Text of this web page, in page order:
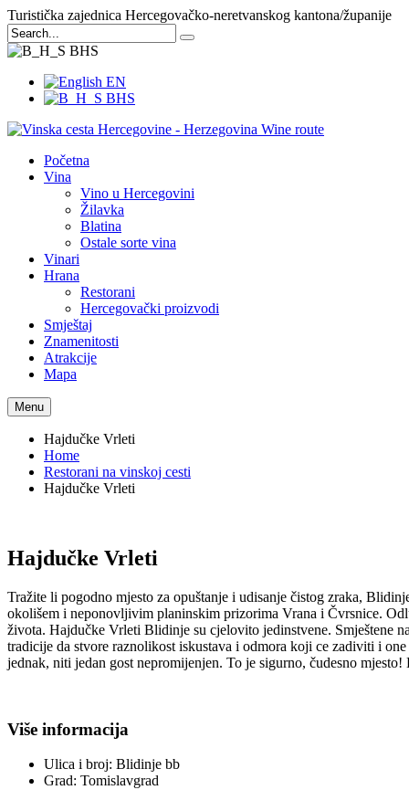
Turistička zajednica Hercegovačko-neretvanskog kantona/županije
BHS
EN
BHS
Početna
Vina
Vino u Hercegovini
Žilavka
Blatina
Ostale sorte vina
Vinari
Hrana
Restorani
Hercegovački proizvodi
Smještaj
Znamenitosti
Atrakcije
Mapa
Menu
Hajdučke Vrleti
Home
Restorani na vinskoj cesti
Hajdučke Vrleti
Hajdučke Vrleti
Tražite li pogodno mjesto za opuštanje i udisanje čistog zraka,
okolišem i neponovljivim planinskim prizorima Vrana i Čvrsnice.
života. Hajdučke Vrleti Blidinje su cjelovito jedinstvene. Smještene
tradicije da stvore raznolikost iskustava i odmora koji ce zadiviti i
jednak, niti jedan gost nepromijenjen. To je sigurno, čudesno
Više informacija
Ulica i broj: Blidinje bb
Grad: Tomislavgrad